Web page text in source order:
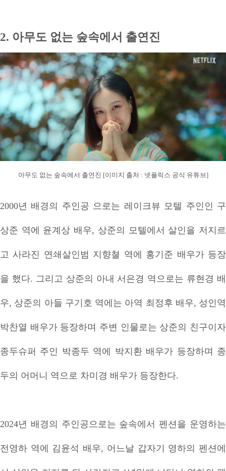
2. 아무도 없는 숲속에서 출연진
아무도 없는 숲속에서 출연진 [이미지 출처 : 넷플릭스 공식 유튜브]
2000년 배경의 주인공 으로는 레이크뷰 모텔 주인인 구
상준 역에 윤계상 배우, 상준의 모텔에서 살인을 저지르
고 사라진 연쇄살인범 지향쳘 역에 홍기준 배우가 등장
을 했다. 그리고 상준의 아내 서은경 역으로는 류현경 배
우, 상준의 아들 구기호 역에는 아역 최정후 배우, 성인역
박찬열 배우가 등장하며 주변 인물로는 상준의 친구이자
종두슈퍼 주인 박종두 역에 박지환 배우가 등장하며 종
두의 어머니 역으로 차미경 배우가 등장한다.
2024년 배경의 주인공으로는 숲속에서 펜션을 운영하는
전영하 역에 김윤석 배우, 어느날 갑자기 영하의 펜션에